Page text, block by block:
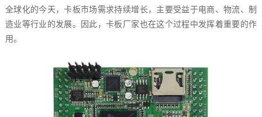
全球化的今天，卡板市场需求持续增长，主要受益于电商、物流、制
造业等行业的发展。因此，卡板厂家也在这个过程中发挥着重要的作
用。